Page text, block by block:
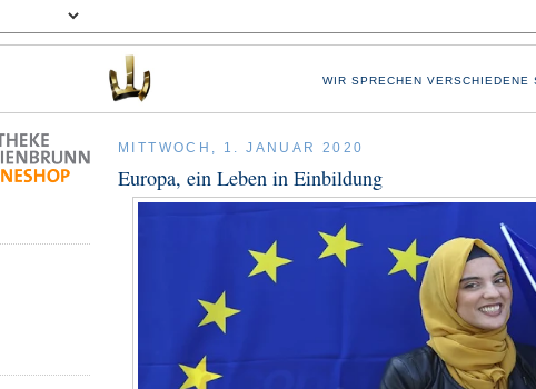
WIR SPRECHEN
MITTWOCH, 1. JANUAR 2020
Europa, ein Leben in Einbildung